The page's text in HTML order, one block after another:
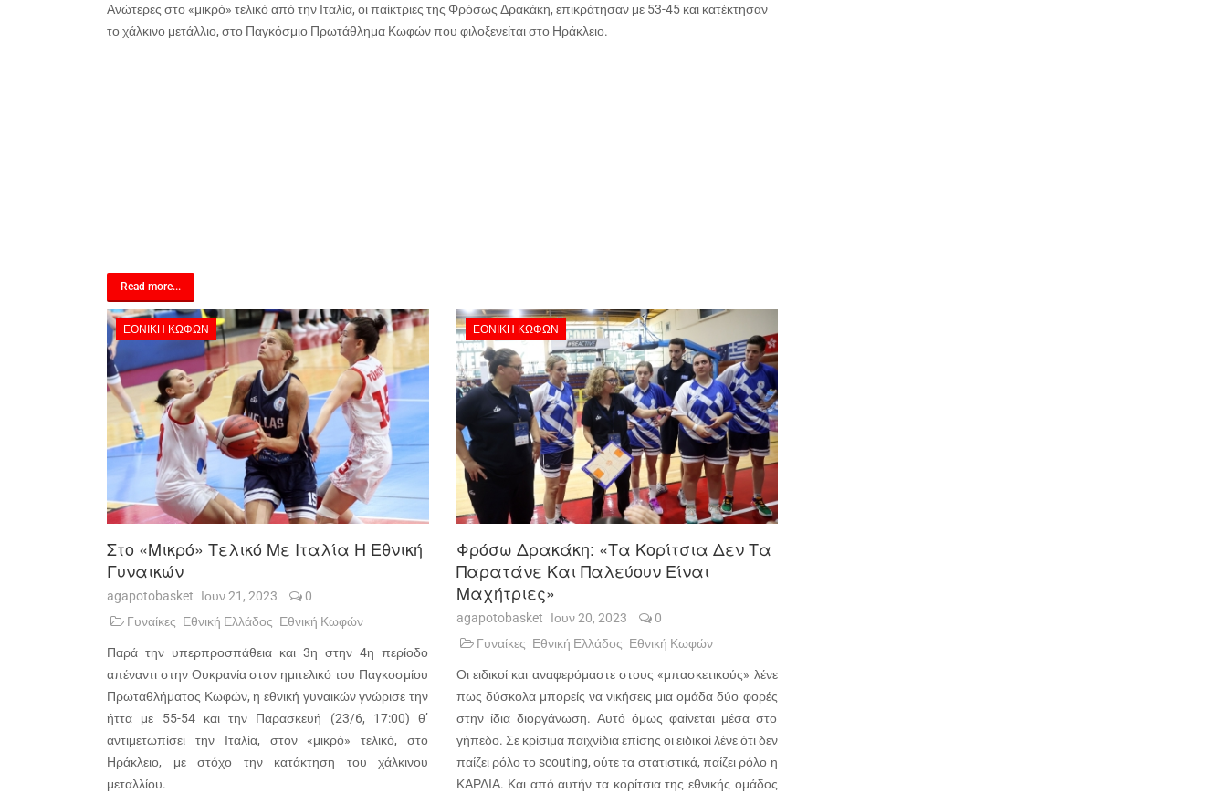
Ανώτερες στο «μικρό» τελικό από την Ιταλία, οι παίκτριες της Φρόσως Δρακάκη, επικράτησαν με 53-45 και κατέκτησαν
το χάλκινο μετάλλιο, στο Παγκόσμιο Πρωτάθλημα Κωφών που φιλοξενείται στο Ηράκλειο.
Read more...
ΕΘΝΙΚΉ ΚΩΦΏΝ
Στο «μικρό» Τελικό Με Ιταλία Η Εθνική
Γυναικών
agapotobasket Ιουν 21, 2023
0
Γυναίκες Εθνική Ελλάδος Εθνική Κωφών
Παρά την υπερπροσπάθεια και 3η στην 4η περίοδο
απέναντι στην Ουκρανία στον ημιτελικό του Παγκοσμίου
Πρωταθλήματος Κωφών, η εθνική γυναικών γνώρισε την
ήττα με 55-54 και την Παρασκευή (23/6, 17:00) θ’
αντιμετωπίσει την Ιταλία, στον «μικρό» τελικό, στο
Ηράκλειο, με στόχο την κατάκτηση του χάλκινου
μεταλλίου.
ΕΘΝΙΚΉ ΚΩΦΏΝ
Φρόσω Δρακάκη: «Τα Κορίτσια Δεν Τα
Παρατάνε Και Παλεύουν Είναι
Μαχήτριες»
agapotobasket Ιουν 20, 2023
0
Γυναίκες Εθνική Ελλάδος Εθνική Κωφών
Οι ειδικοί και αναφερόμαστε στους «μπασκετικούς» λένε
πως δύσκολα μπορείς να νικήσεις μια ομάδα δύο φορές
στην ίδια διοργάνωση. Αυτό όμως φαίνεται μέσα στο
γήπεδο. Σε κρίσιμα παιχνίδια επίσης οι ειδικοί λένε ότι δεν
παίζει ρόλο το scouting, ούτε τα στατιστικά, παίζει ρόλο η
ΚΑΡΔΙΑ. Και από αυτήν τα κορίτσια της εθνικής ομάδος